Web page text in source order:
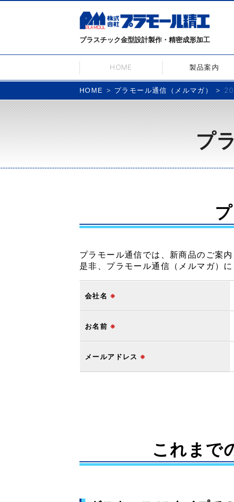
プラスチック金型設計製作・精密成形加工
HOME 製品案内
HOME プラモール通信（メルマガ）
プ
プラモール通信では、新商品のご案
是非、プラモール通信（メルマガ）に
会社名 ※
お名前 ※
メールアドレス ※
これまで